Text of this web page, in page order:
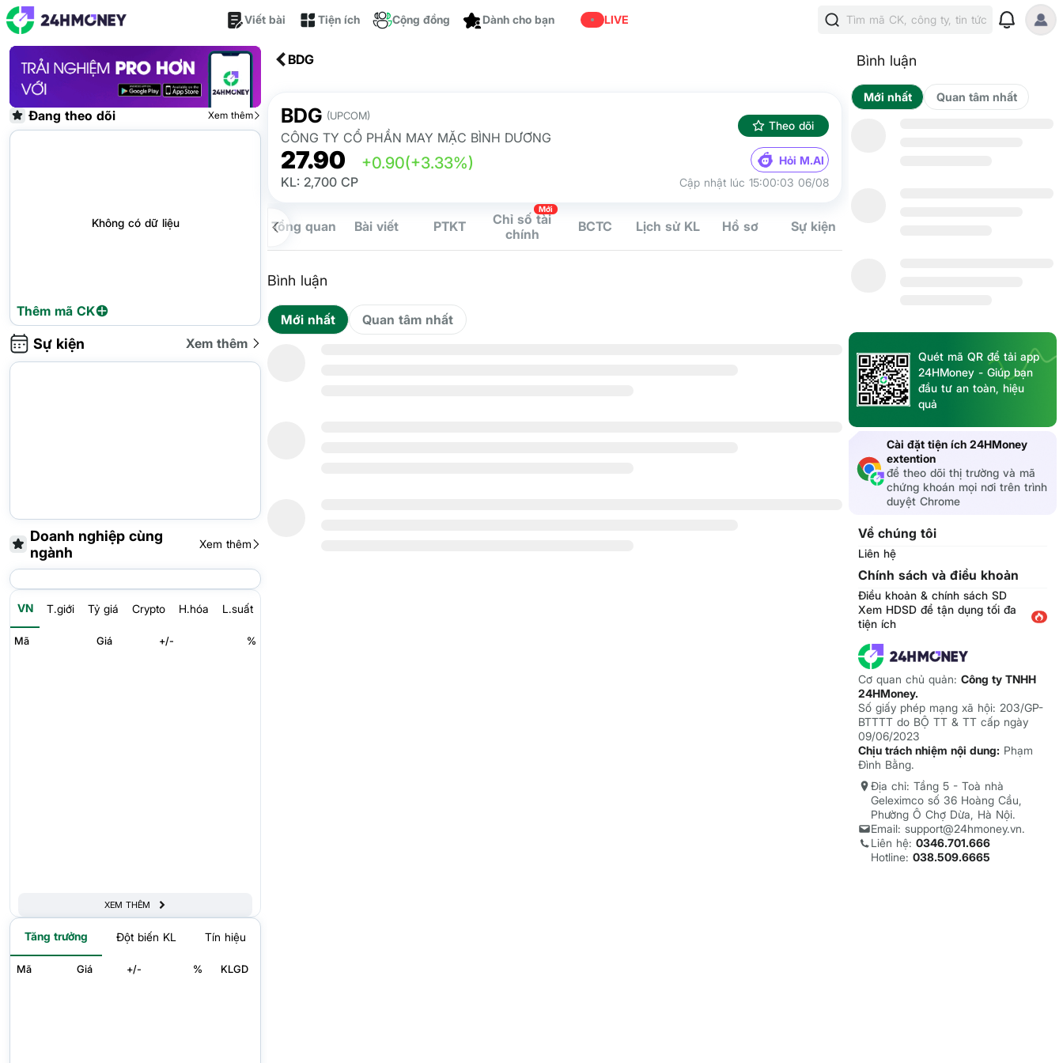
Viết bài Tiện ích Cộng đồng Dành cho bạn LIVE Tìm mã CK, công ty, tin tức
Đang theo dõi Xem thêm
Không có dữ liệu
Thêm mã CK
Sự kiện Xem thêm
Doanh nghiệp cùng
ngành
Xem thêm
VN T.giới Tỷ giá Crypto H.hóa L.suất
Mã Giá +/- %
XEM THÊM
Tăng trưởng Đột biến KL Tín hiệu
Mã Giá +/- % KLGD
BDG
BDG (UPCOM)
CÔNG TY CỔ PHẦN MAY MẶC BÌNH DƯƠNG
Theo dõi
27.90 +0.90(+3.33%) Hỏi M.AI
KL: 2,700 CP Cập nhật lúc 15:00:03 06/08
Tổng quan Bài viết PTKT
Chỉ số tài
chính
Mới
BCTC Lịch sử KL Hồ sơ Sự kiện
Bình luận
Quan tâm nhất
Mới nhất
Bình luận
Mới nhất
Quét mã QR để tải app
24HMoney - Giúp bạn
đầu tư an toàn, hiệu
quả
Cài đặt tiện ích 24HMoney
extention
để theo dõi thị trường và mã
chứng khoán mọi nơi trên trình
duyệt Chrome
Về chúng tôi
Liên hệ
Chính sách và điều khoản
Điều khoản & chính sách SD
Xem HDSD để tận dụng tối đa
tiện ích
Cơ quan chủ quản: Công ty TNHH
24HMoney.
Số giấy phép mạng xã hội: 203/GP-
BTTTT do BỘ TT & TT cấp ngày
09/06/2023
Chịu trách nhiệm nội dung: Phạm
Đình Bằng.
Địa chỉ: Tầng 5 - Toà nhà
Geleximco số 36 Hoàng Cầu,
Phường Ô Chợ Dừa, Hà Nội.
Email: support@24hmoney.vn.
Liên hệ: 0346.701.666
Hotline: 038.509.6665